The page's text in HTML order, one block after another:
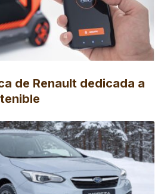
de Renault dedicada a